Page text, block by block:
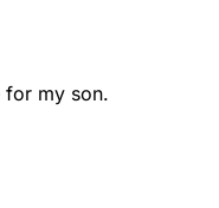
for my son.